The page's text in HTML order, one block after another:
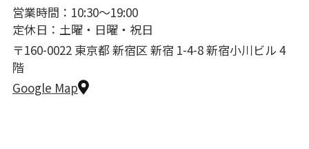
営業時間：10:30〜19:00
定休日：土曜・日曜・祝日
〒160-0022 東京都 新宿区 新宿 1-4-8 新宿小川ビル 4
階
Google Map